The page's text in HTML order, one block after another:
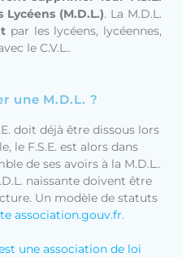
(M.D.L.). La M.D.L.
par les lycéens, lycéennes,
le C.V.L..
une M.D.L. ?
doit déjà être dissous lors
le F.S.E. est alors dans
de ses avoirs à la M.D.L..
naissante doivent être
Un modèle de statuts
association.gouv.fr.
une association de loi